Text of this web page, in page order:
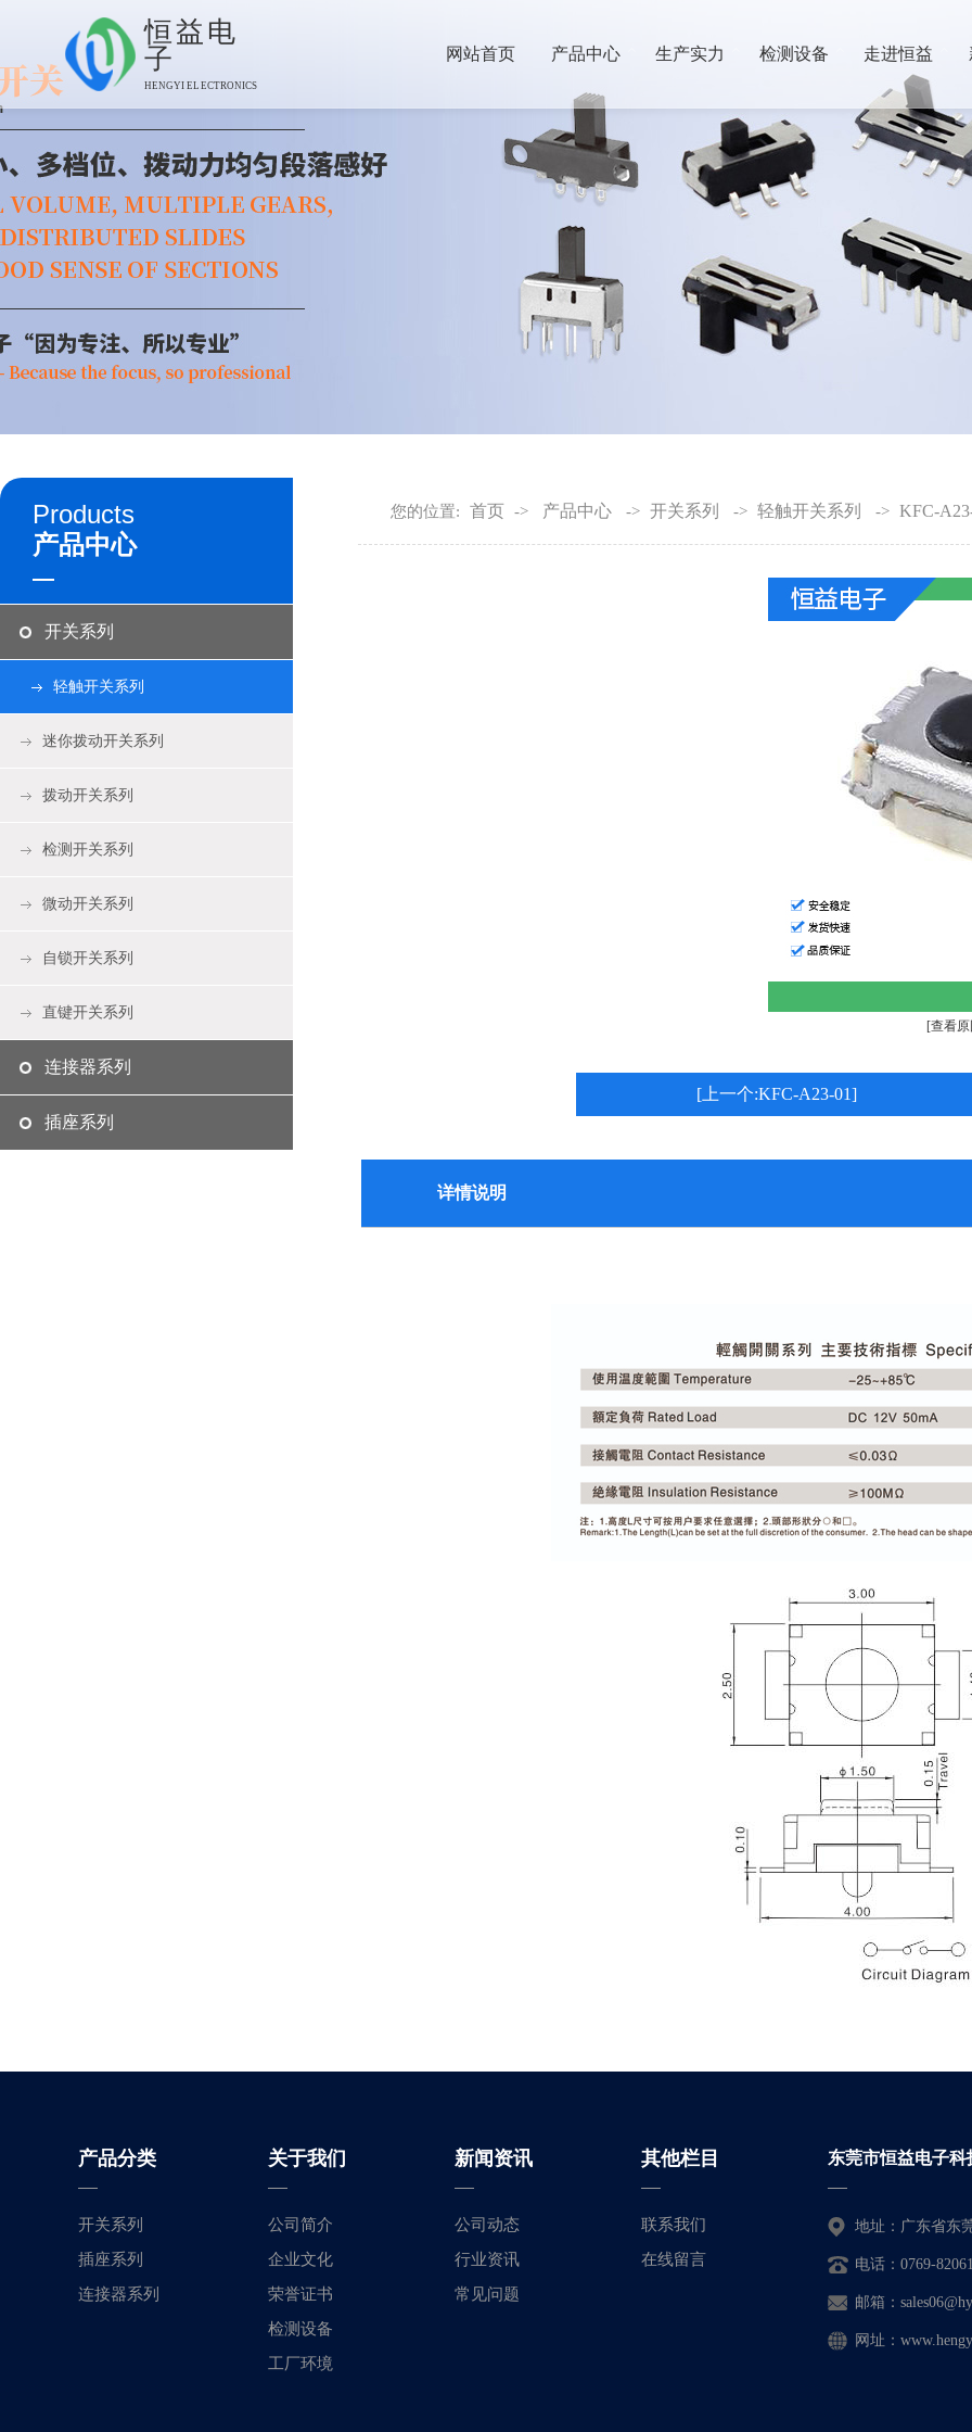
恒益电
子
HENGYI ELECTRONICS
网站首页 产品中心 生产实力 检测设备 走进恒益
Products
产品中心
开关系列
轻触开关系列
迷你拨动开关系列
拨动开关系列
检测开关系列
微动开关系列
自锁开关系列
直键开关系列
连接器系列
插座系列
您的位置: 首页 -> 产品中心 -> 开关系列 -> 轻触开关系列 -> KFC-
[查看
[上一个:KFC-A23-01]
详情说明
产品分类
开关系列
插座系列
连接器系列
关于我们
公司简介
企业文化
荣誉证书
检测设备
工厂环境
新闻资讯
公司动态
行业资讯
常见问题
其他栏目
联系我们
在线留言
东莞市恒益电子科
地址：广东省东
电话：0769-
邮箱：
网址：